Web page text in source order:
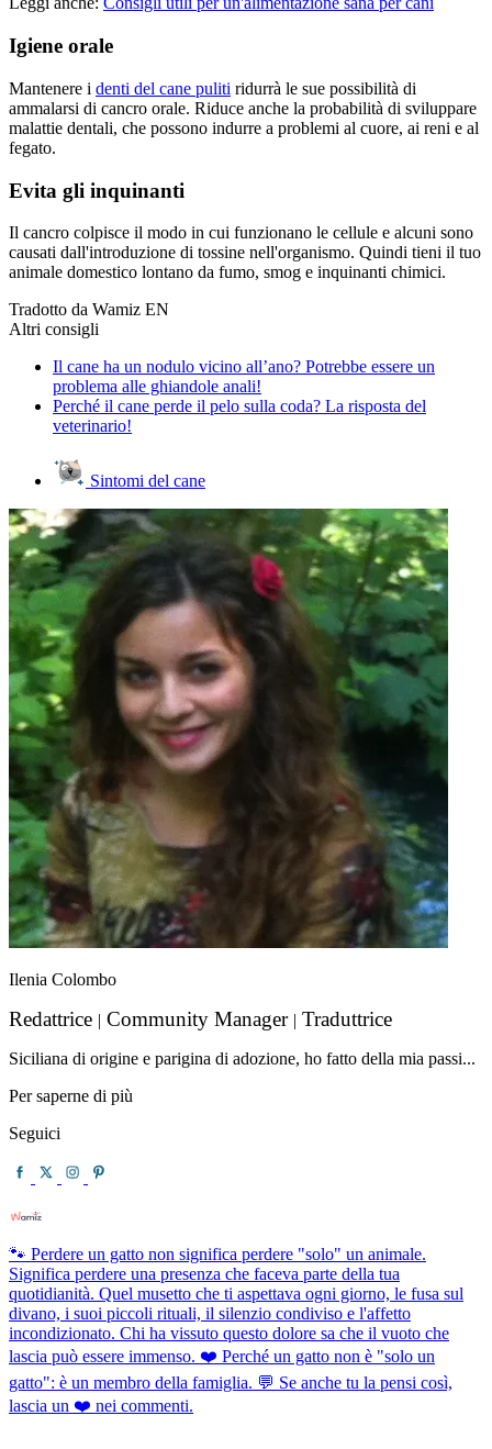
Igiene orale
Mantenere i denti del cane puliti ridurrà le sue possibilità di
ammalarsi di cancro orale. Riduce anche la probabilità di sviluppare
malattie dentali, che possono indurre a problemi al cuore, ai reni e al
fegato.
Evita gli inquinanti
Il cancro colpisce il modo in cui funzionano le cellule e alcuni sono
causati dall'introduzione di tossine nell'organismo. Quindi tieni il tuo
animale domestico lontano da fumo, smog e inquinanti chimici.
Tradotto da Wamiz EN
Altri consigli
Il cane ha un nodulo vicino all’ano? Potrebbe essere un
problema alle ghiandole anali!
Perché il cane perde il pelo sulla coda? La risposta del
veterinario!
Sintomi del cane
Ilenia Colombo
Redattrice | Community Manager | Traduttrice
Siciliana di origine e parigina di adozione, ho fatto della mia passi...
Per saperne di più
Seguici
🐾 Perdere un gatto non significa perdere "solo" un animale.
Significa perdere una presenza che faceva parte della tua
quotidianità. Quel musetto che ti aspettava ogni giorno, le fusa sul
divano, i suoi piccoli rituali, il silenzio condiviso e l'affetto
incondizionato. Chi ha vissuto questo dolore sa che il vuoto che
lascia può essere immenso. ❤️ Perché un gatto non è "solo un
gatto": è un membro della famiglia. 💬 Se anche tu la pensi così,
lascia un ❤️ nei commenti.